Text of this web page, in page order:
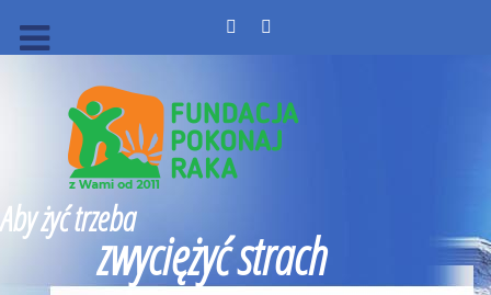
Aby żyć trzeba
zwyciężyć strach